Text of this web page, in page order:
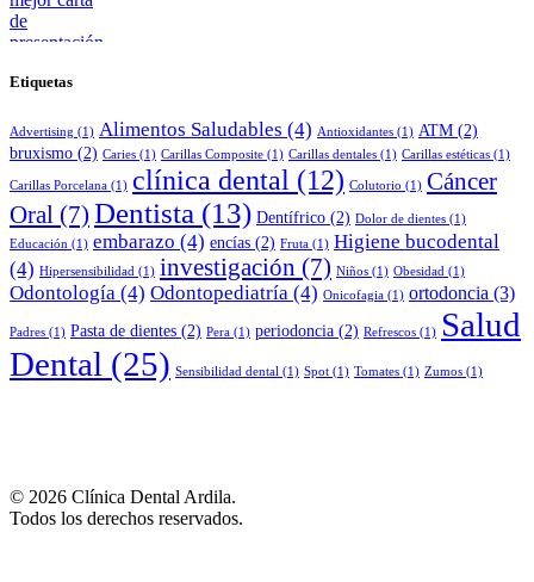
Etiquetas
Advertising (1) Alimentos Saludables (4) Antioxidantes (1) ATM (2)
bruxismo (2) Caries (1) Carillas Composite (1) Carillas dentales (1) Carillas estéticas (1)
Carillas Porcelana (1) clínica dental (12) Colutorio (1) Cáncer
Oral (7) Dentista (13) Dentífrico (2) Dolor de dientes (1)
Educación (1) embarazo (4) encías (2) Fruta (1) Higiene bucodental
(4) Hipersensibilidad (1) investigación (7) Niños (1) Obesidad (1)
Odontología (4) Odontopediatría (4) Onicofagia (1) ortodoncia (3)
Padres (1) Pasta de dientes (2) Pera (1) periodoncia (2) Refrescos (1) Salud
Dental (25) Sensibilidad dental (1) Spot (1) Tomates (1) Zumos (1)
© 2026 Clínica Dental Ardila.
Todos los derechos reservados.